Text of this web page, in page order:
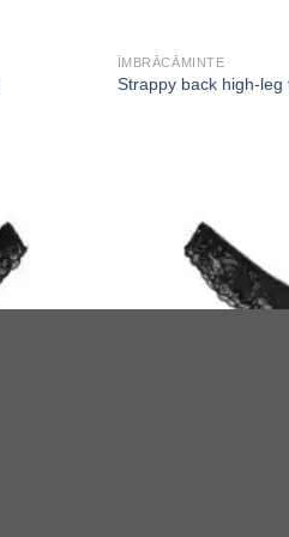
ÎMBRĂCĂMINTE
Strappy back high-leg